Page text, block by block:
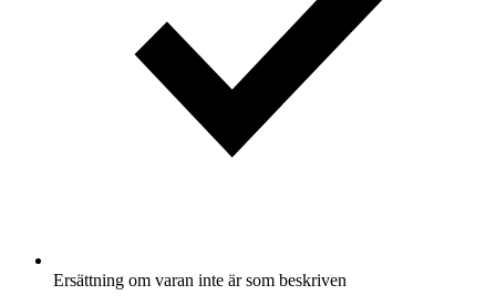
Ersättning om varan inte är som beskriven